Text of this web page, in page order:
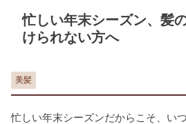
忙しい年末シーズン、髪
けられない方へ
美髪
忙しい年末シーズンだからこそ、い